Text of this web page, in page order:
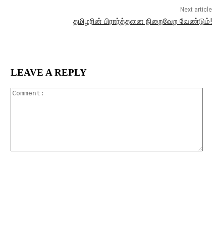
Next article
தமிழரின் பிரார்த்தனை நிறைவேற வேண்டும்!
LEAVE A REPLY